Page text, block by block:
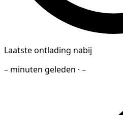
Laatste ontlading nabij
– minuten geleden · –